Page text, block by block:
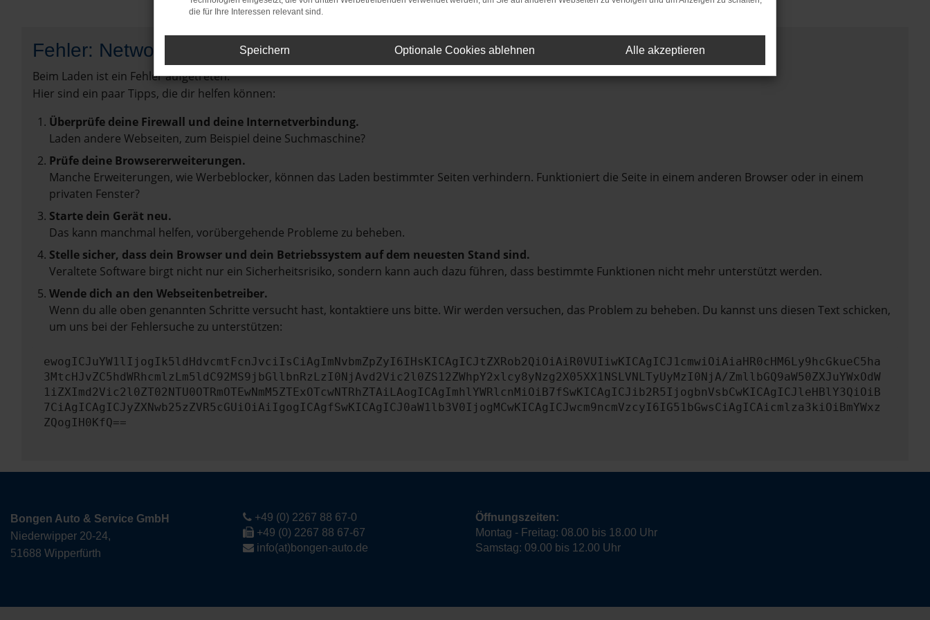
Fehler: Network Error
Beim Laden ist ein Fehler aufgetreten.
Hier sind ein paar Tipps, die dir helfen können:
Überprüfe deine Firewall und deine Internetverbindung.
Laden andere Webseiten, zum Beispiel deine Suchmaschine?
Prüfe deine Browsererweiterungen.
Manche Erweiterungen, wie Werbeblocker, können das Laden bestimmter Seiten verhindern. Funktioniert die Seite in einem anderen Browser oder in einem
privaten Fenster?
Starte dein Gerät neu.
Das kann manchmal helfen, vorübergehende Probleme zu beheben.
Stelle sicher, dass dein Browser und dein Betriebssystem auf dem neuesten Stand sind.
Veraltete Software birgt nicht nur ein Sicherheitsrisiko, sondern kann auch dazu führen, dass bestimmte Funktionen nicht mehr unterstützt werden.
Wende dich an den Webseitenbetreiber.
Wenn du alle oben genannten Schritte versucht hast, kontaktiere uns bitte. Wir werden versuchen, das Problem zu beheben. Du kannst uns diesen Text schicken,
um uns bei der Fehlersuche zu unterstützen:
ewogICJuYW1lIjogIk5ldHdvcmtFcnJvciIsCiAgImNvbmZpZyI6IHsKICAgICJtZXRob2QiOiAiR0VUIiwKICAgICJ1cmwiOiAiaHR0cHM6Ly9hcGkueC5ha
3MtcHJvZC5hdWRhcmlzLm5ldC92MS9jbGllbnRzLzI0NjAvd2Vic2l0ZS12ZWhpY2xlcy8yNzg2X05XX1NSLVNLTyUyMzI0NjA/ZmllbGQ9aW50ZXJuYWxOdW
1iZXImd2Vic2l0ZT02NTU0OTRmOTEwNmM5ZTExOTcwNTRhZTAiLAogICAgImhlYWRlcnMiOiB7fSwKICAgICJib2R5IjogbnVsbCwKICAgICJleHBlY3QiOiB
7CiAgICAgICJyZXNwb25zZVR5cGUiOiAiIgogICAgfSwKICAgICJ0aW1lb3V0IjogMCwKICAgICJwcm9ncmVzcyI6IG51bGwsCiAgICAicmlza3kiOiBmYWxz
ZQogIH0KfQ==
Bongen Auto & Service GmbH
Niederwipper 20-24,
51688 Wipperfürth
+49 (0) 2267 88 67-0
+49 (0) 2267 88 67-67
info(at)bongen-auto.de
Öffnungszeiten:
Montag - Freitag: 08.00 bis 18.00 Uhr
Samstag: 09.00 bis 12.00 Uhr
die für Ihre Interessen relevant sind.
Speichern Optionale Cookies ablehnen Alle akzeptieren